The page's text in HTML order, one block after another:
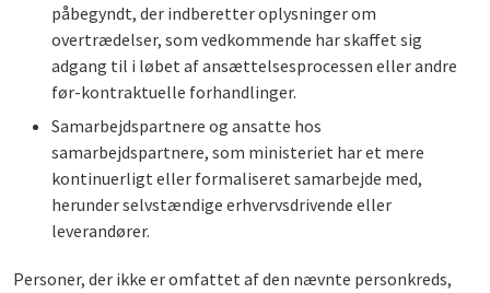
påbegyndt, der indberetter oplysninger om
overtrædelser, som vedkommende har skaffet sig
adgang til i løbet af ansættelsesprocessen eller andre
før-kontraktuelle forhandlinger.
Samarbejdspartnere og ansatte hos
samarbejdspartnere, som ministeriet har et mere
kontinuerligt eller formaliseret samarbejde med,
herunder selvstændige erhvervsdrivende eller
leverandører.
Personer, der ikke er omfattet af den nævnte personkreds,